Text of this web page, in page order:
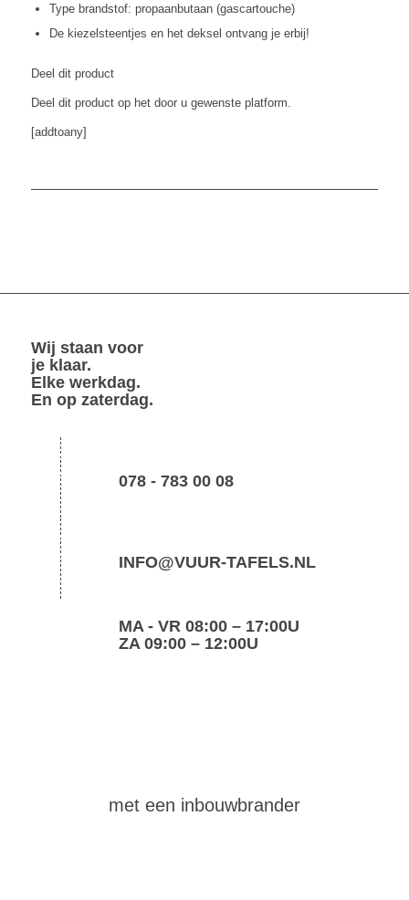
Type brandstof: propaanbutaan (gascartouche)
De kiezelsteentjes en het deksel ontvang je erbij!
Deel dit product
Deel dit product op het door u gewenste platform.
[addtoany]
Wij staan voor
je klaar.
Elke werkdag.
En op zaterdag.
078 - 783 00 08
INFO@VUUR-TAFELS.NL
MA - VR 08:00 – 17:00U
ZA 09:00 – 12:00U
met een inbouwbrander